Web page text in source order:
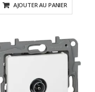
AJOUTER AU PANIER